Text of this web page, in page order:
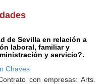
de Sevilla en relación a
laboral, familiar y
y servicio?.
Chaves
con empresas: Arts.